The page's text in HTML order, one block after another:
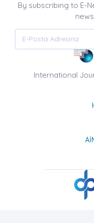
By subscribing to E-
International